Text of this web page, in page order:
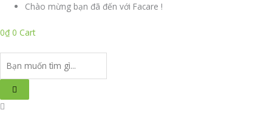
Nhảy
nội
Chào mừng bạn đã đến với Facare !
0₫ 0 Cart
Search
Search